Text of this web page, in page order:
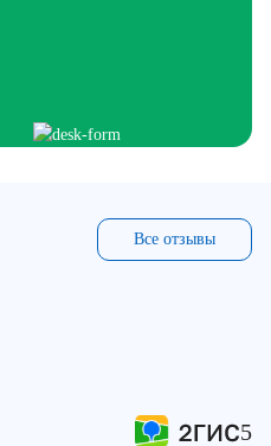
Все отзывы
5